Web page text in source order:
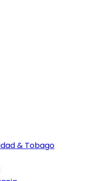
& Tobago